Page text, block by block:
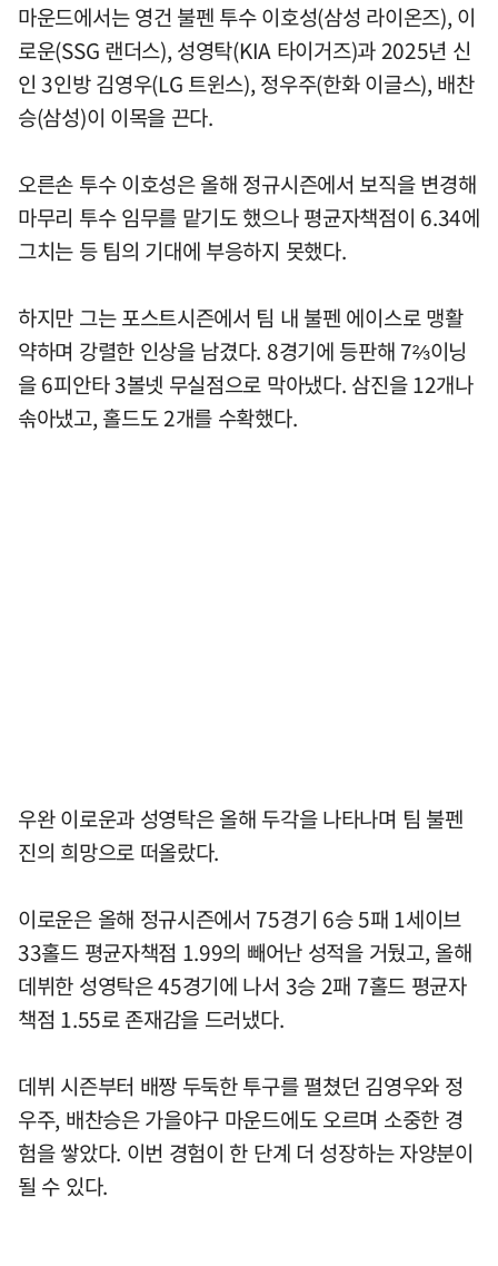
마운드에서는 영건 불펜 투수 이호성(삼성 라이온즈), 이
로운(SSG 랜더스), 성영탁(KIA 타이거즈)과 2025년 신
인 3인방 김영우(LG 트윈스), 정우주(한화 이글스), 배찬
승(삼성)이 이목을 끈다.
오른손 투수 이호성은 올해 정규시즌에서 보직을 변경해
마무리 투수 임무를 맡기도 했으나 평균자책점이 6.34에
그치는 등 팀의 기대에 부응하지 못했다.
하지만 그는 포스트시즌에서 팀 내 불펜 에이스로 맹활
약하며 강렬한 인상을 남겼다. 8경기에 등판해 7⅔이닝
을 6피안타 3볼넷 무실점으로 막아냈다. 삼진을 12개나
솎아냈고, 홀드도 2개를 수확했다.
우완 이로운과 성영탁은 올해 두각을 나타나며 팀 불펜
진의 희망으로 떠올랐다.
이로운은 올해 정규시즌에서 75경기 6승 5패 1세이브
33홀드 평균자책점 1.99의 빼어난 성적을 거뒀고, 올해
데뷔한 성영탁은 45경기에 나서 3승 2패 7홀드 평균자
책점 1.55로 존재감을 드러냈다.
데뷔 시즌부터 배짱 두둑한 투구를 펼쳤던 김영우와 정
우주, 배찬승은 가을야구 마운드에도 오르며 소중한 경
험을 쌓았다. 이번 경험이 한 단계 더 성장하는 자양분이
될 수 있다.